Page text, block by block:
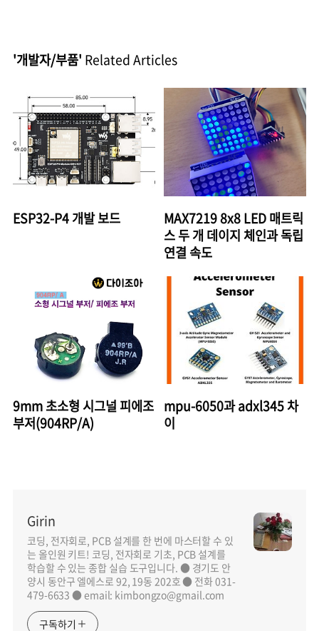
'개발자/부품' Related Articles
ESP32-P4 개발 보드
MAX7219 8x8 LED 매트릭
스 두 개 데이지 체인과 독립
연결 속도
9mm 초소형 시그널 피에조
부저(904RP/A)
mpu-6050과 adxl345 차
이
Girin
코딩, 전자회로, PCB 설계를 한 번에 마스터할 수 있
는 올인원 키트! 코딩, 전자회로 기초, PCB 설계를
학습할 수 있는 종합 실습 도구입니다. ● 경기도 안
양시 동안구 엘에스로 92, 19동 202호 ● 전화 031-
479-6633 ● email: kimbongzo@gmail.com
구독하기